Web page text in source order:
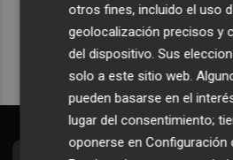
Quiero
otros fines, incluido el uso
geolocalización precisos y
del dispositivo. Sus
solo a este sitio web.
pueden basarse en el
lugar del consentimiento;
oponerse enConfiguración